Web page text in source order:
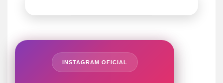
INSTAGRAM OFICIAL